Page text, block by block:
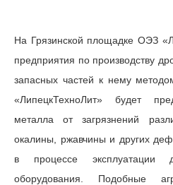
На Грязинской площадке ОЭЗ
предприятия по производству
запасных частей к нему
«ЛипецкТехноЛит» будет
металла от загрязнений
окалины, ржавчины и других
в процессе эксплуатации
оборудования. Подобные